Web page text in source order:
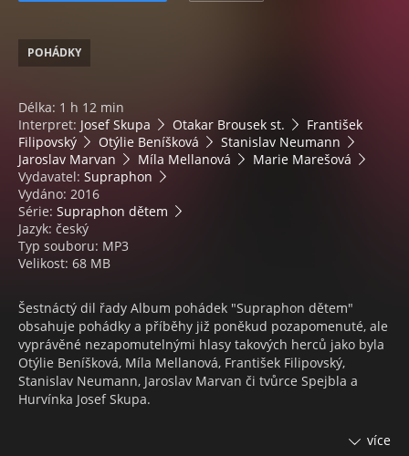
POHÁDKY
Délka: 1 h 12 min
Interpret: Josef Skupa Otakar Brousek st.
František
Filipovský
Otýlie Beníšková
Stanislav Neumann
Jaroslav Marvan
Míla Mellanová
Marie Marešová
Vydavatel: Supraphon
Vydáno: 2016
Série: Supraphon dětem
Jazyk: český
Typ souboru: MP3
Velikost: 68 MB
Šestnáctý dil řady Album pohádek "Supraphon dětem"
obsahuje pohádky a příběhy již poněkud pozapomenuté, ale
vyprávěné nezapomutelnými hlasy takových herců jako byla
Otýlie Beníšková, Míla Mellanová, František Filipovský,
Stanislav Neumann, Jaroslav Marvan či tvůrce Spejbla a
Hurvínka Josef Skupa.
více